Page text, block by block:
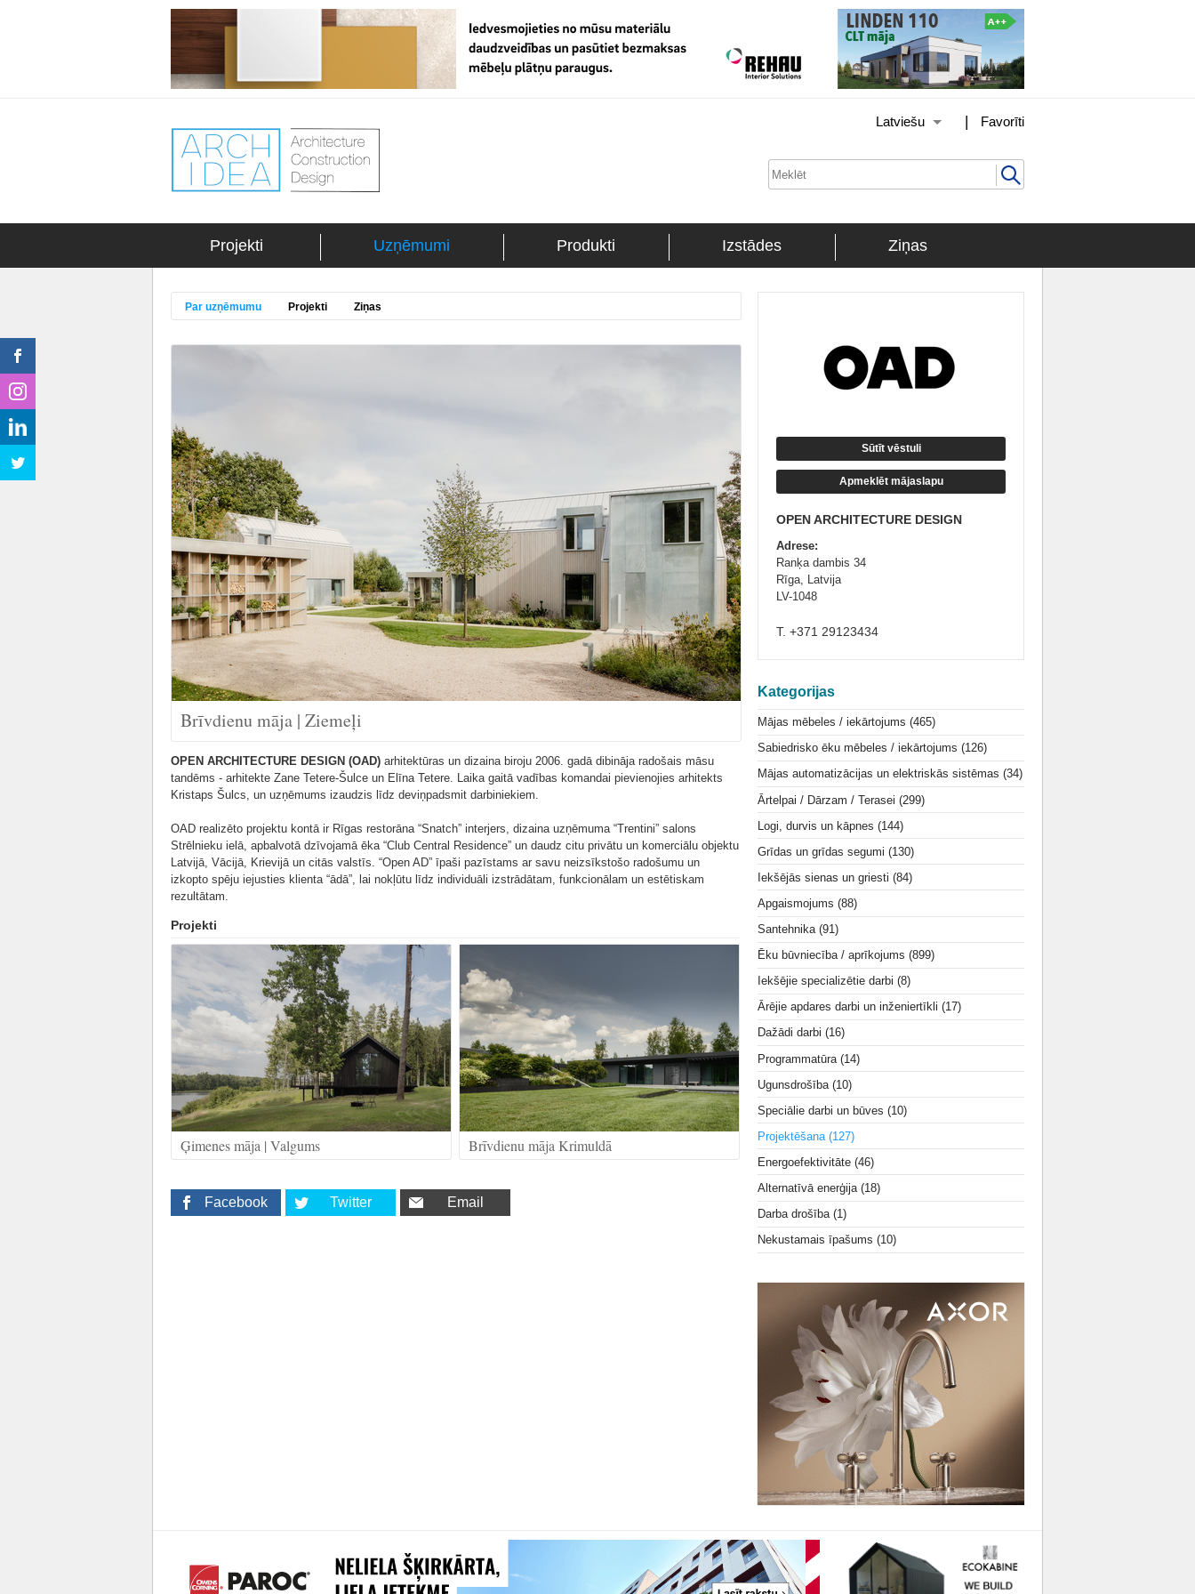
Favorīti
|
Latviešu
Projekti Uzņēmumi Produkti Izstādes Ziņas
Par uzņēmumu Projekti Ziņas
Brīvdienu māja | Ziemeļi
OPEN ARCHITECTURE DESIGN (OAD) arhitektūras un dizaina biroju 2006. gadā dibināja radošais māsu
tandēms - arhitekte Zane Tetere-Šulce un Elīna Tetere. Laika gaitā vadības komandai pievienojies arhitekts
Kristaps Šulcs, un uzņēmums izaudzis līdz deviņpadsmit darbiniekiem.
OAD realizēto projektu kontā ir Rīgas restorāna “Snatch” interjers, dizaina uzņēmuma “Trentini” salons
Strēlnieku ielā, apbalvotā dzīvojamā ēka “Club Central Residence” un daudz citu privātu un komerciālu objektu
Latvijā, Vācijā, Krievijā un citās valstīs. “Open AD” īpaši pazīstams ar savu neizsīkstošo radošumu un
izkopto spēju iejusties klienta “ādā”, lai nokļūtu līdz individuāli izstrādātam, funkcionālam un estētiskam
rezultātam.
Projekti
Ģimenes māja | Valgums Brīvdienu māja Krimuldā
Facebook Twitter Email
Sūtīt vēstuli
Apmeklēt mājaslapu
OPEN ARCHITECTURE DESIGN
Adrese:
Ranķa dambis 34
Rīga, Latvija
LV-1048
T. +371 29123434
Kategorijas
Mājas mēbeles / iekārtojums (465)
Sabiedrisko ēku mēbeles / iekārtojums (126)
Mājas automatizācijas un elektriskās sistēmas (34)
Ārtelpai / Dārzam / Terasei (299)
Logi, durvis un kāpnes (144)
Grīdas un grīdas segumi (130)
Iekšējās sienas un griesti (84)
Apgaismojums (88)
Santehnika (91)
Ēku būvniecība / aprīkojums (899)
Iekšējie specializētie darbi (8)
Ārējie apdares darbi un inženiertīkli (17)
Dažādi darbi (16)
Programmatūra (14)
Ugunsdrošība (10)
Speciālie darbi un būves (10)
Projektēšana (127)
Energoefektivitāte (46)
Alternatīvā enerģija (18)
Darba drošība (1)
Nekustamais īpašums (10)